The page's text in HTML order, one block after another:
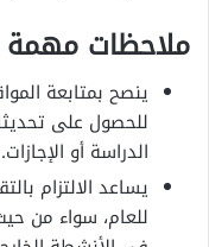
ملاحظات مهمة
ينصح بمتابعة
للحصول على
الدراسة أو الإجازات.
يساعد الالتزام
للعام، سواء من